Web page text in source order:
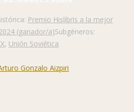
Premio Hislibris a la mejor
(ganador/a)Subgéneros:
, Unión Soviética